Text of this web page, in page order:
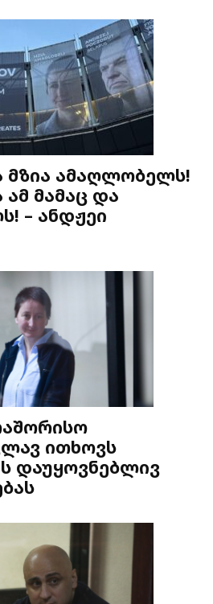
მზია ამაღლობელს!
მამაც და
– ანდჟეი
ითხოვს
დაუყოვნებლივ